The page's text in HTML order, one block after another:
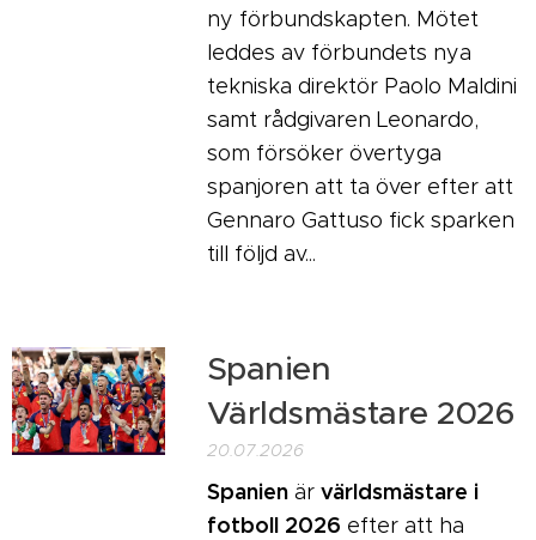
ny förbundskapten. Mötet
leddes av förbundets nya
tekniska direktör Paolo Maldini
samt rådgivaren Leonardo,
som försöker övertyga
spanjoren att ta över efter att
Gennaro Gattuso fick sparken
till följd av...
Spanien
Världsmästare 2026
20.07.2026
Spanienär världsmästare i
fotboll 2026 efter att ha